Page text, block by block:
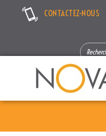
CONTACTEZ-NOUS
SEARCH
FOR: